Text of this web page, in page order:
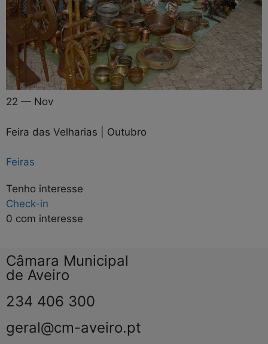
22 — Nov
Feira das Velharias | Outubro
Feiras
Tenho interesse
Check-in
0 com interesse
Câmara Municipal
de Aveiro
234 406 300
geral@cm-aveiro.pt